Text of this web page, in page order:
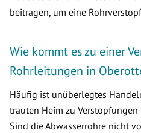
beitragen, um eine
Wie kommt es zu einer
Rohrleitungen in
Häufig ist unüberlegtes
trauten Heim zu
Sind die Abwasserrohre nicht